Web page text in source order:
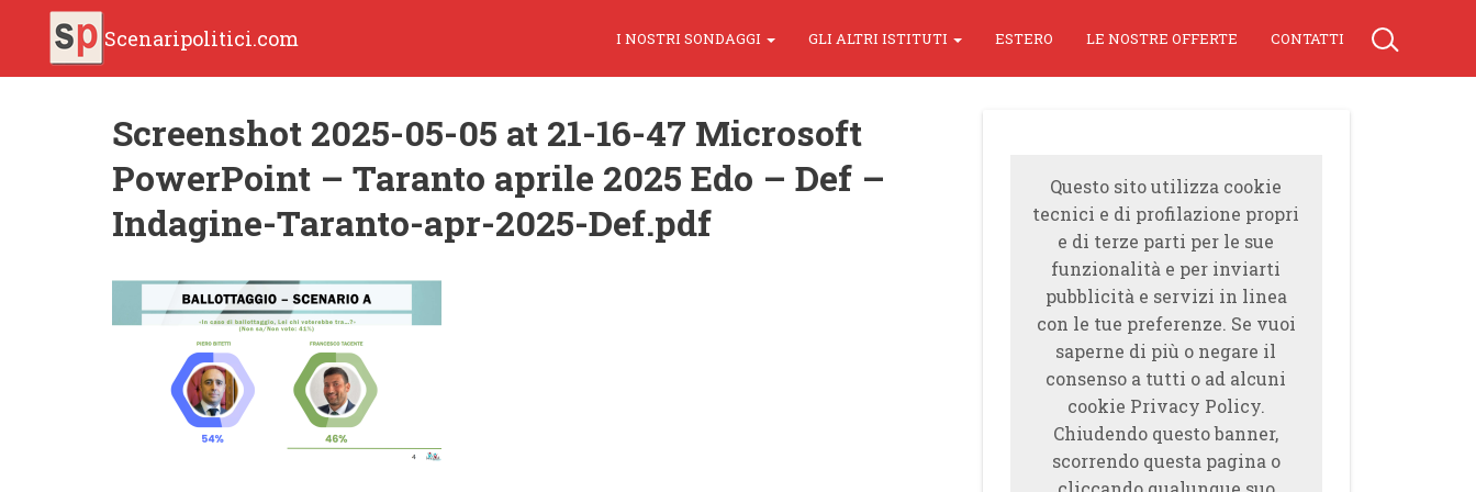
Scenaripolitici.com I NOSTRI SONDAGGI GLI ALTRI ISTITUTI ESTERO LE NOSTRE OFFERTE CONTATTI
Screenshot 2025-05-05 at 21-16-47 Microsoft
PowerPoint – Taranto aprile 2025 Edo – Def –
Indagine-Taranto-apr-2025-Def.pdf
Questo sito utilizza cookie
tecnici e di profilazione propri
e di terze parti per le sue
funzionalità e per inviarti
pubblicità e servizi in linea
con le tue preferenze. Se vuoi
saperne di più o negare il
consenso a tutti o ad alcuni
cookie Privacy Policy.
Chiudendo questo banner,
scorrendo questa pagina o